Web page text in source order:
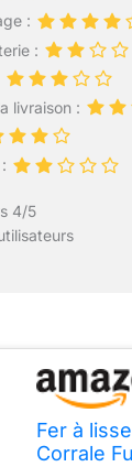
:
:
livraison :
4/5
Fer à
Corrale